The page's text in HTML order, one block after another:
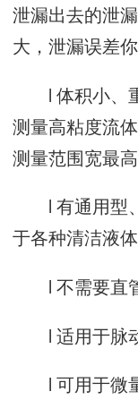
泄漏出去的泄
大，泄漏误差
l 体积小、重
测量高粘度流
测量范围宽最
l 有通用型、
于各种清洁液
l 不需要直管
l 适用于脉动
l 可用于微